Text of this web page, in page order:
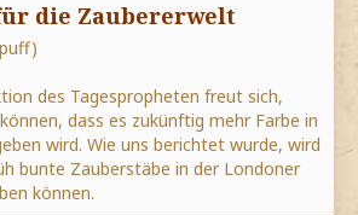
die Zaubererwelt
des Tagespropheten freut sich,
dass es zukünftig mehr Farbe in
wird. Wie uns berichtet wurde, wird
bunte Zauberstäbe in der Londoner
können.